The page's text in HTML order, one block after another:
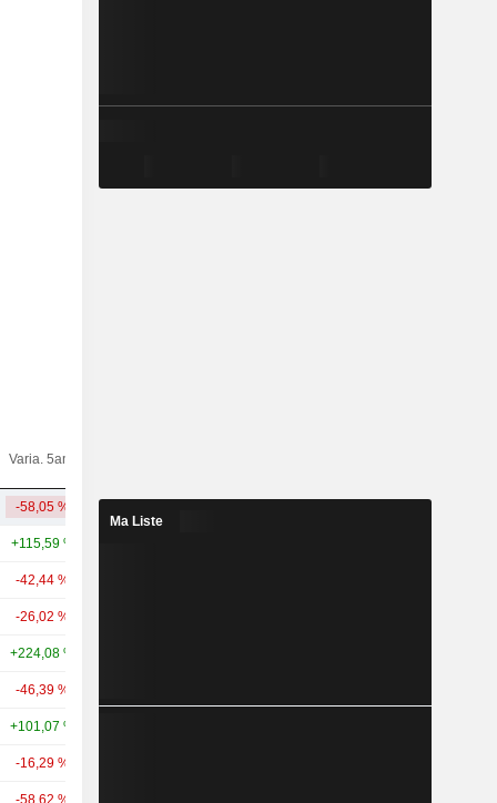
Varia. 5ans
-58,05 %
+115,59 %
-42,44 %
-26,02 %
+224,08 %
-46,39 %
+101,07 %
-16,29 %
-58,62 %
Ma Liste